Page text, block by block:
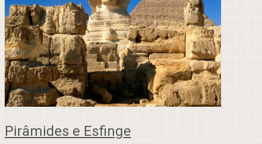
Pirâmides e Esfinge